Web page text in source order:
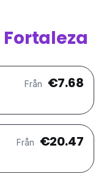
Fortaleza
Från €7.68
Från €20.47